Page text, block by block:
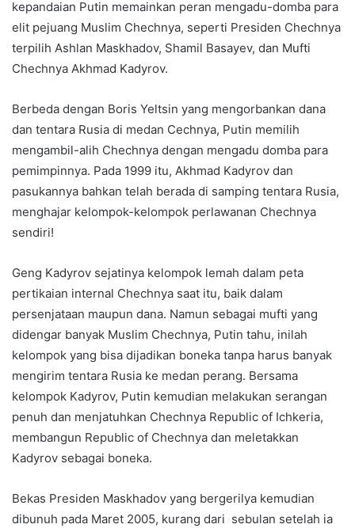
kepandaian Putin memainkan peran mengadu-domba para
elit pejuang Muslim Chechnya, seperti Presiden Chechnya
terpilih Ashlan Maskhadov, Shamil Basayev, dan Mufti
Chechnya Akhmad Kadyrov.
Berbeda dengan Boris Yeltsin yang mengorbankan dana
dan tentara Rusia di medan Cechnya, Putin memilih
mengambil-alih Chechnya dengan mengadu domba para
pemimpinnya. Pada 1999 itu, Akhmad Kadyrov dan
pasukannya bahkan telah berada di samping tentara Rusia,
menghajar kelompok-kelompok perlawanan Chechnya
sendiri!
Geng Kadyrov sejatinya kelompok lemah dalam peta
pertikaian internal Chechnya saat itu, baik dalam
persenjataan maupun dana. Namun sebagai mufti yang
didengar banyak Muslim Chechnya, Putin tahu, inilah
kelompok yang bisa dijadikan boneka tanpa harus banyak
mengirim tentara Rusia ke medan perang. Bersama
kelompok Kadyrov, Putin kemudian melakukan serangan
penuh dan menjatuhkan Chechnya Republic of Ichkeria,
membangun Republic of Chechnya dan meletakkan
Kadyrov sebagai boneka.
Bekas Presiden Maskhadov yang bergerilya kemudian
dibunuh pada Maret 2005, kurang dari sebulan setelah ia